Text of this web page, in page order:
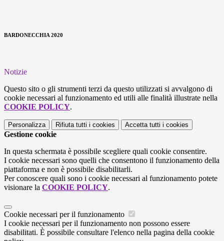
BARDONECCHIA 2020
Notizie
Questo sito o gli strumenti terzi da questo utilizzati si avvalgono di
cookie necessari al funzionamento ed utili alle finalità illustrate nella
COOKIE POLICY.
Personalizza Rifiuta tutti i cookies Accetta tutti i cookies
Gestione cookie
In questa schermata è possibile scegliere quali cookie consentire.
I cookie necessari sono quelli che consentono il funzionamento della
piattaforma e non è possibile disabilitarli.
Per conoscere quali sono i cookie necessari al funzionamento potete
visionare la COOKIE POLICY.
Cookie necessari per il funzionamento
I cookie necessari per il funzionamento non possono essere
disabilitati. È possibile consultare l'elenco nella pagina della cookie